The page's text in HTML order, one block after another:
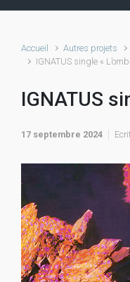
Accueil Autres projets
IGNATUS single «
IGNATUS
17 septembre 2024